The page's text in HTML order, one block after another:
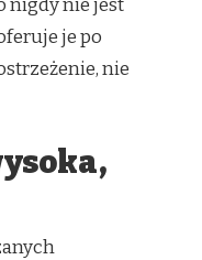
nigdy nie jest
je po
nie